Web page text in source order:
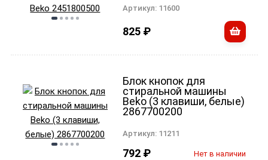
Артикул: 11600
825 ₽
Блок кнопок для
стиральной машины
Beko (3 клавиши, белые)
2867700200
Артикул: 11211
792 ₽ Нет в наличии